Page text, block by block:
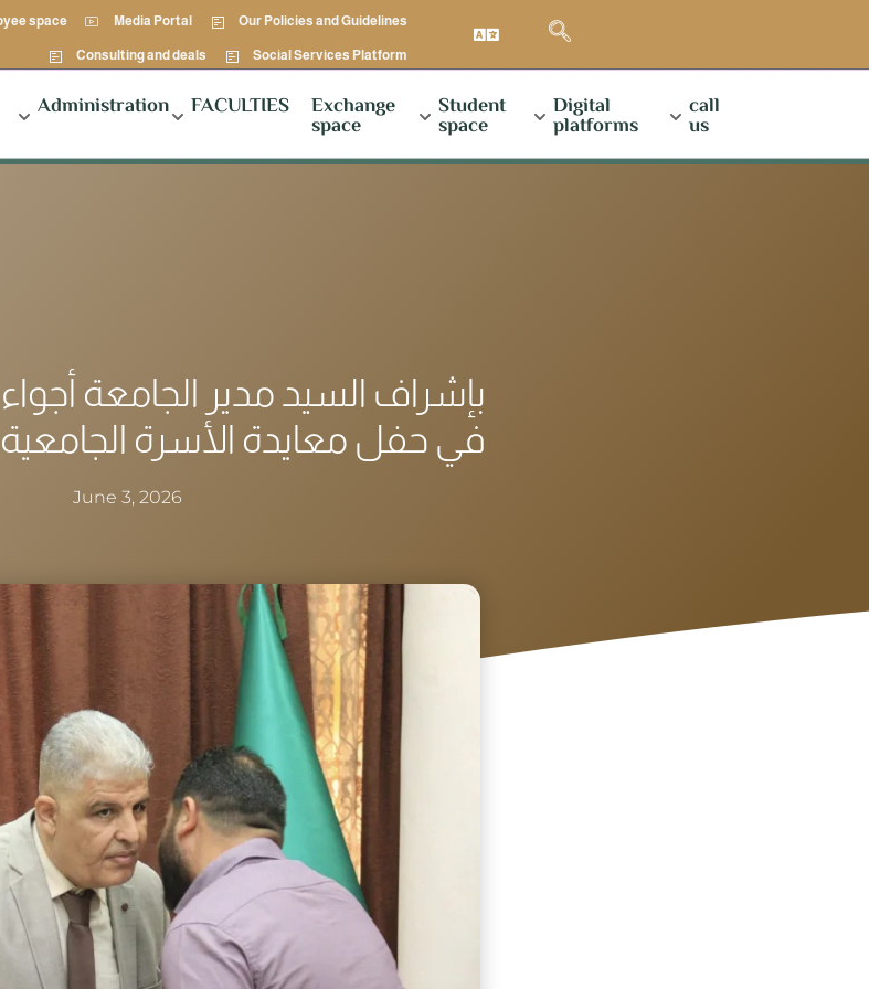
space Media Portal Our Policies and Guidelines
Consulting and deals Social Services Platform
Administration FACULTIES Exchange
space
Student
space
Digital
platforms
call
us
بإشراف السيد مدير الجامعة
في حفل معايدة الأسرة الجامعية
June 3, 2026